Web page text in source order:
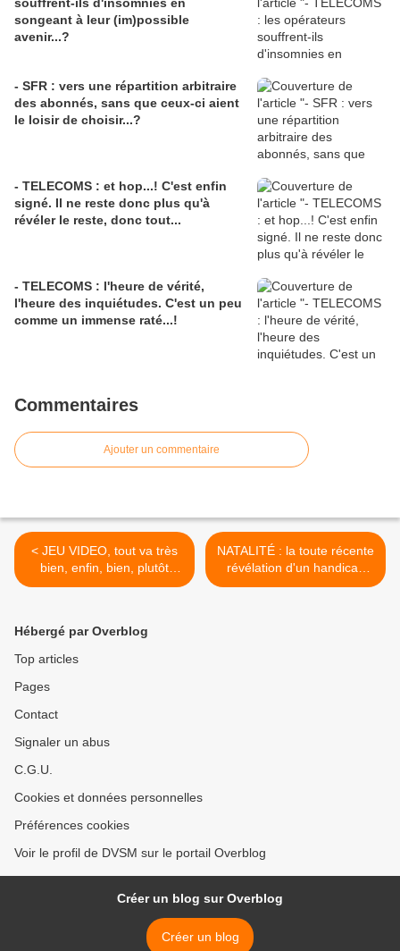
songeant à leur (im)possible
avenir...?
- SFR : vers une répartition arbitraire
des abonnés, sans que ceux-ci aient
le loisir de choisir...?
- TELECOMS : et hop...! C'est enfin
signé. Il ne reste donc plus qu'à
révéler le reste, donc tout...
- TELECOMS : l'heure de vérité,
l'heure des inquiétudes. C'est un peu
comme un immense raté...!
Commentaires
Ajouter un commentaire
< JEU VIDEO, tout va très
bien, enfin, bien, plutôt
bien, et même pas si mal...
NATALITÉ : la toute récente
révélation d'un handicap
majeur. Bon sang mais c'est
Hébergé par Overblog
Top articles
Pages
Contact
Signaler un abus
C.G.U.
Cookies et données personnelles
Préférences cookies
Voir le profil de DVSM sur le portail Overblog
Créer un blog sur Overblog
Créer un blog